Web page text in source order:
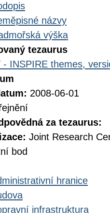
názvy
výška
tezaurus
- INSPIRE themes,
2008-06-01
za tezaurus:
Joint Research
bod
hranice
infrastruktura